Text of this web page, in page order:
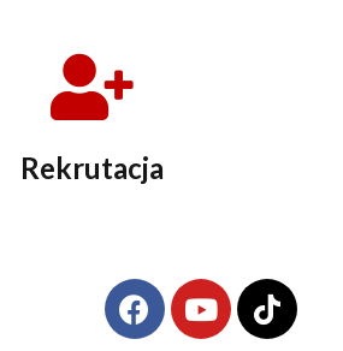
Rekrutacja
F
a
Y
o
T
i